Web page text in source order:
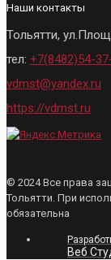
Наши контакты
Тольятти,
тел: +7(8482)54-
vdmst@yandex.ru
https://vdmst.ru
© 2024 Все права
Тольятти. При
обязательна
Веб